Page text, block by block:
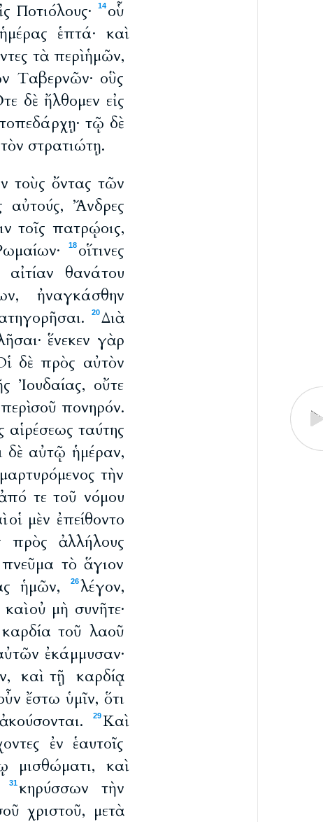
Ποτιόλους·
14 οὗ
ἑπτά· καὶ
τὰ περὶ ἡμῶν,
Tαβερνῶν· οὓς
δὲ ἤλθομεν εἰς
τῷ δὲ
στρατιώτῃ.
τοὺς ὄντας τῶν
αὐτούς, Ἄνδρες
τοῖς πατρῴοις,
18 οἵτινες
θανάτου
ἠναγκάσθην
20 Διὰ
ἕνεκεν γὰρ
δὲ πρὸς αὐτὸν
Ἰουδαίας, οὔτε
σοῦ πονηρόν.
αἱρέσεως ταύτης
δὲ αὐτῷ ἡμέραν,
τὴν
τε τοῦ νόμου
οἱ μὲν ἐπείθοντο
πρὸς ἀλλήλους
τὸ ἅγιον
ἡμῶν,
26 λέγον,
οὐ μὴ συνῆτε·
τοῦ λαοῦ
ἐκάμμυσαν·
καὶ τῇ καρδίᾳ
ἔστω ὑμῖν, ὅτι
29 Καὶ
ἐν ἑαυτοῖς
μισθώματι, καὶ
31κηρύσσων τὴν
χριστοῦ, μετὰ